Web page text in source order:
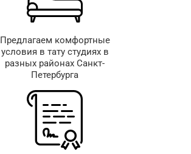
Предлагаем комфортные
условия в тату студиях в
разных районах Санкт-
Петербурга